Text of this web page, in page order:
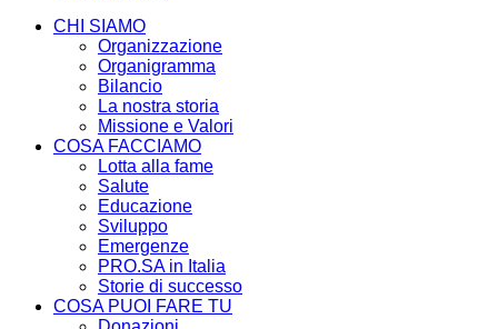
CHI SIAMO
Organizzazione
Organigramma
Bilancio
La nostra storia
Missione e Valori
COSA FACCIAMO
Lotta alla fame
Salute
Educazione
Sviluppo
Emergenze
PRO.SA in Italia
Storie di successo
COSA PUOI FARE TU